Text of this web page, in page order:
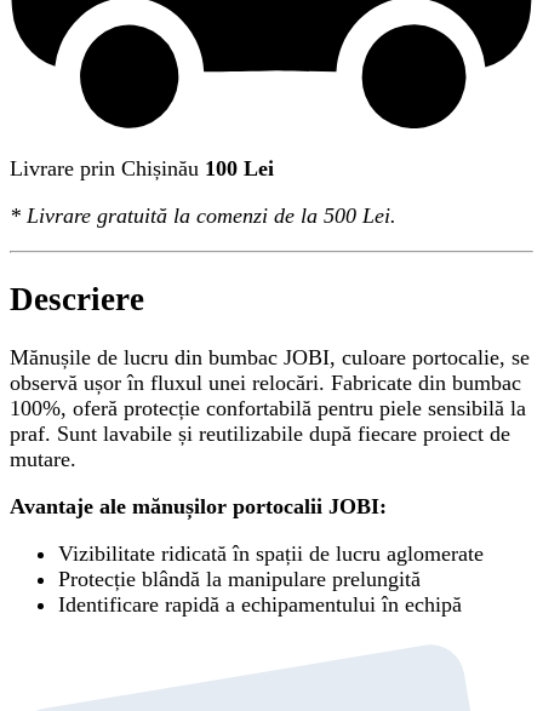
Livrare prin Chișinău 100 Lei
* Livrare gratuită la comenzi de la 500 Lei.
Descriere
Mănușile de lucru din bumbac JOBI, culoare portocalie, se
observă ușor în fluxul unei relocări. Fabricate din bumbac
100%, oferă protecție confortabilă pentru piele sensibilă la
praf. Sunt lavabile și reutilizabile după fiecare proiect de
mutare.
Avantaje ale mănușilor portocalii JOBI:
Vizibilitate ridicată în spații de lucru aglomerate
Protecție blândă la manipulare prelungită
Identificare rapidă a echipamentului în echipă